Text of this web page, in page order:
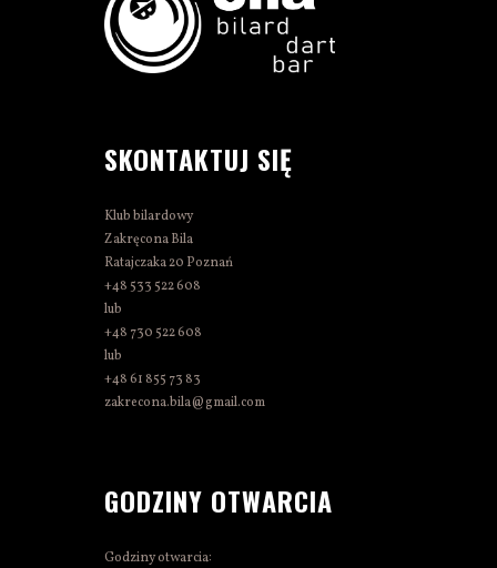
SKONTAKTUJ SIĘ
Klub bilardowy
Zakręcona Bila
Ratajczaka 20 Poznań
+48 533 522 608
lub
+48 730 522 608
lub
+48 61 855 73 83
zakrecona.bila@gmail.com
GODZINY OTWARCIA
Godziny otwarcia: